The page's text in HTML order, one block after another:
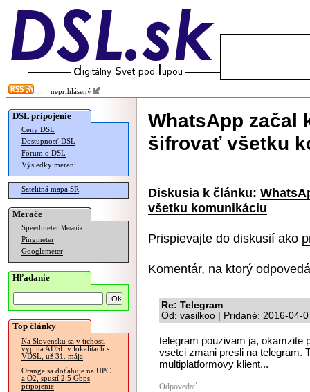
neprihlásený
DSL pripojenie
Ceny DSL
Dostupnosť DSL
Fórum o DSL
Výsledky meraní
Satelitná mapa SR
Merače
Speedmeter Merania
Pingmeter
Googlemeter
Hľadanie
Top články
Na Slovensku sa v tichosti
vypína ADSL v lokalitách s
VDSL, už 31. mája
Orange sa doťahuje na UPC
a O2, spustí 2.5 Gbps
pripojenie
WhatsApp začal
šifrovať všetku
Diskusia k článku:
všetku komunikáciu
Prispievajte do diskusií ako
Komentár, na ktorý
Re: Telegram
Od: vasilkoo | Pridané: 2016-04-
telegram pouzivam ja, okamzite
vsetci zmani presli na telegram.
multiplatformovy klient...
Odpovedať